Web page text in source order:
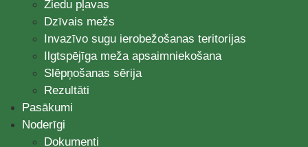
Ziedu pļavas
Dzīvais mežs
Invazīvo sugu ierobežošanas teritorijas
Ilgtspējīga meža apsaimniekošana
Slēpņošanas sērija
Rezultāti
Pasākumi
Noderīgi
Dokumenti